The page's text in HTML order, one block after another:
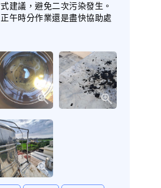
建議，避免二次污染發生。
午時分作業還是盡快協助處